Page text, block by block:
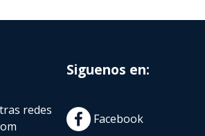
redes
Siguenos en:
Facebook